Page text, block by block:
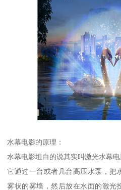
水幕电影的原理：
水幕电影坦白的说其实叫激光水幕电
它通过一台或者几台高压水泵，把
雾状的雾墙，然后放在水面的激光